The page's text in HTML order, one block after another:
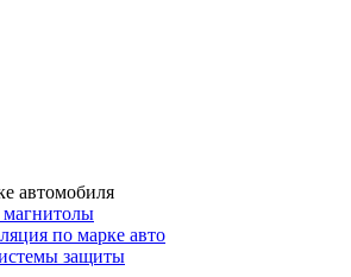
автомобиля
по марке авто
защиты